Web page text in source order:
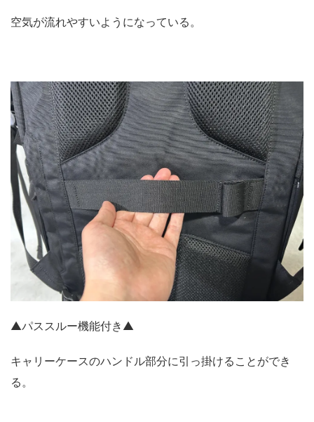
空気が流れやすいようになっている。
▲パススルー機能付き▲
キャリーケースのハンドル部分に引っ掛けることができ
る。